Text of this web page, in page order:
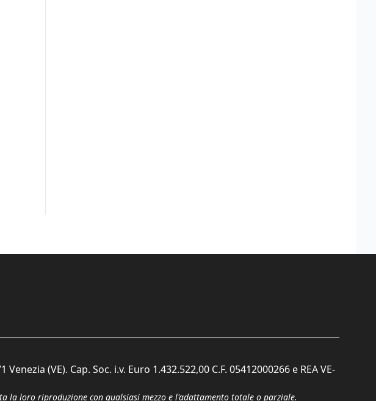
(VE). Cap. Soc. i.v. Euro 1.432.522,00 C.F. 05412000266 e REA VE-
la loro riproduzione con qualsiasi mezzo e l'adattamento totale o parziale.